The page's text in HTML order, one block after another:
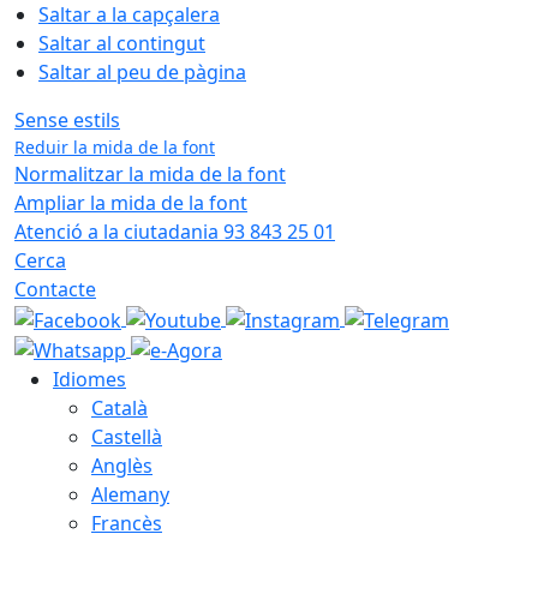
Saltar a la capçalera
Saltar al contingut
Saltar al peu de pàgina
Sense estils
Reduir la mida de la font
Normalitzar la mida de la font
Ampliar la mida de la font
Atenció a la ciutadania 93 843 25 01
Cerca
Contacte
Idiomes
Català
Castellà
Anglès
Alemany
Francès